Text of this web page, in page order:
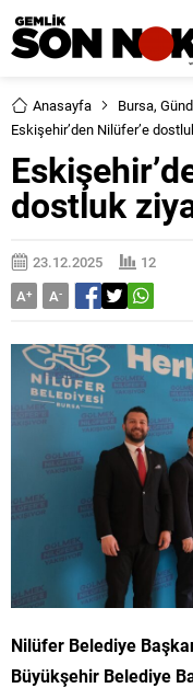
Anasayfa Bursa,
Eskişehir’den Nilüfer’e
dostluk
23.12.2025
12
A+ A-
Nilüfer Belediye
Büyükşehir Belediye